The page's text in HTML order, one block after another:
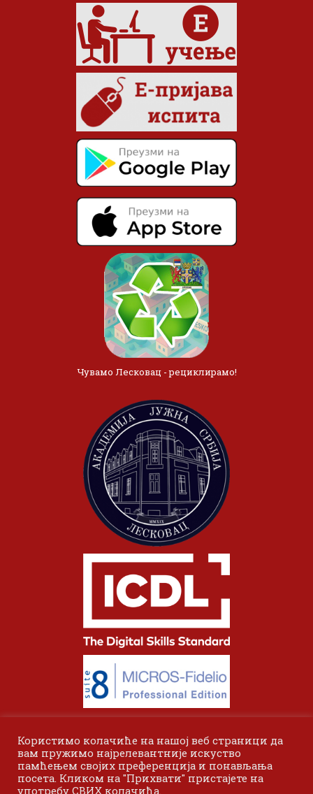
Чувамо Лесковац - рециклирамо!
Користимо колачиће на нашој веб страници да
вам пружимо најрелевантније искуство
памћењем својих преференција и понављања
посета. Кликом на "Прихвати" пристајете на
употребу СВИХ колачића.